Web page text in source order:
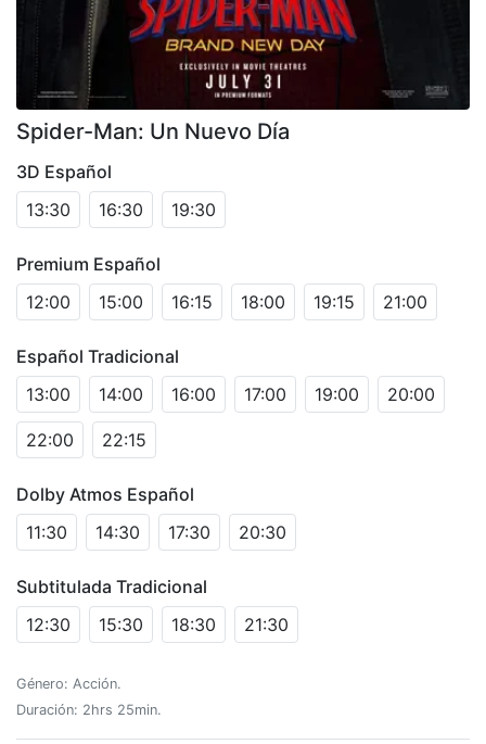
Spider-Man: Un Nuevo Día
3D Español
13:30
16:30 19:30
Premium Español
12:00
15:00 16:15 18:00 19:15 21:00
Español Tradicional
13:00
14:00 16:00 17:00 19:00 20:00
22:00 22:15
Dolby Atmos Español
11:30
14:30 17:30 20:30
Subtitulada Tradicional
12:30
15:30 18:30 21:30
Género: Acción.
Duración: 2hrs 25min.